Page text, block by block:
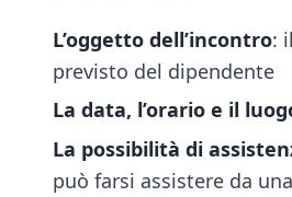
L’oggetto dell’incontro:
previsto del dipendente
La data, l’orario e il
La possibilità di
può farsi assistere da